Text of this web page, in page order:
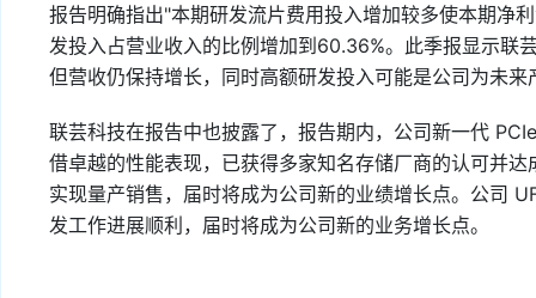
报告明确指出"本期研发流片费用投入增加较多使本期净
发投入占营业收入的比例增加到60.36%。此季报显示联
但营收仍保持增长，同时高额研发投入可能是公司为未
联芸科技在报告中也披露了，报告期内，公司新一代
借卓越的性能表现，已获得多家知名存储厂商的认可并
实现量产销售，届时将成为公司新的业绩增长点。公司
发工作进展顺利，届时将成为公司新的业务增长点。